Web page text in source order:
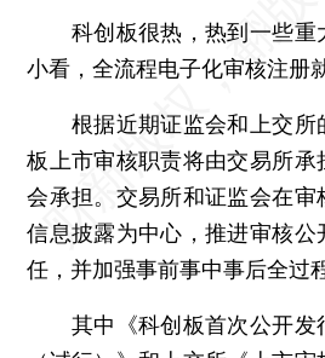
科创板很热，热到一些重
小看，全流程电子化审核注册
根据近期证监会和上交所
板上市审核职责将由交易所承
会承担。交易所和证监会在审
信息披露为中心，推进审核公
任，并加强事前事中事后全过
其中《科创板首次公开发